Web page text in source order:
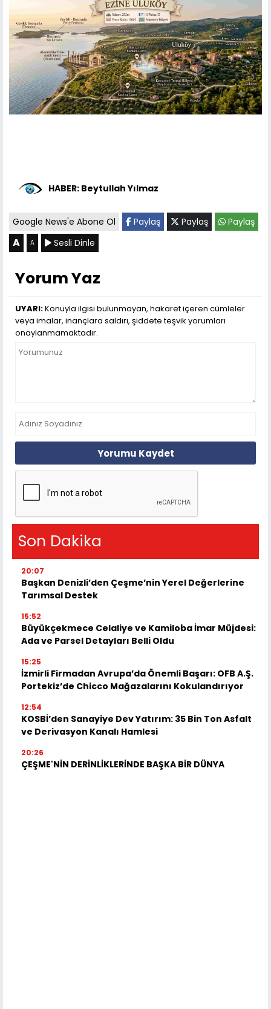
HABER: Beytullah Yılmaz
Google News'e Abone Ol Paylaş Paylaş Paylaş
A A Sesli Dinle
Yorum Yaz
UYARI:Konuyla ilgisi bulunmayan, hakaret içeren cümleler
veya imalar, inançlara saldırı, şiddete teşvik yorumları
onaylanmamaktadır.
Yorumu Kaydet
Son Dakika
20:07
Başkan Denizli’den Çeşme’nin Yerel Değerlerine
Tarımsal Destek
15:52
Büyükçekmece Celaliye ve Kamiloba İmar Müjdesi:
Ada ve Parsel Detayları Belli Oldu
15:25
İzmirli Firmadan Avrupa’da Önemli Başarı: OFB A.Ş.
Portekiz’de Chicco Mağazalarını Kokulandırıyor
12:54
KOSBİ’den Sanayiye Dev Yatırım: 35 Bin Ton Asfalt
ve Derivasyon Kanalı Hamlesi
20:26
ÇEŞME'NİN DERİNLİKLERİNDE BAŞKA BİR DÜNYA